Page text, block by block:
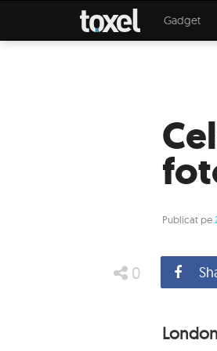
Gadget
Publicat pe
0